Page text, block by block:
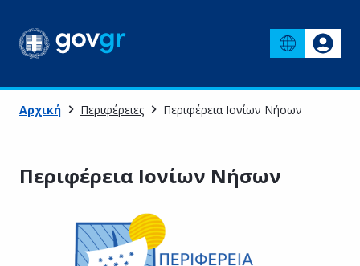
Αρχική Περιφέρειες Περιφέρεια Ιονίων Νήσων
Περιφέρεια Ιονίων Νήσων